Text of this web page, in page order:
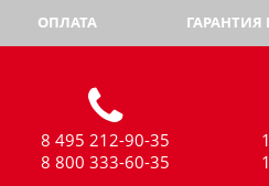
ОПЛАТА ГАРАНТИЯ
8 495 212-90-35
8 800 333-60-35